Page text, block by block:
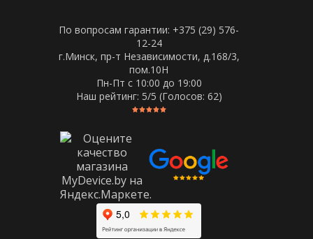
По вопросам гарантии: +375 (29) 576-
12-24
г.Минск, пр-т Независимости, д.168/3,
пом.10Н
Пн-Пт c 10:00 до 19:00
Наш рейтинг: 5/5 (Голосов: 62)